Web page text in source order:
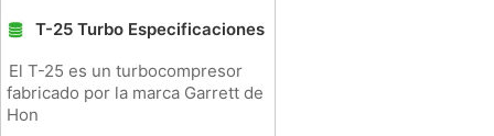
T-25 Turbo Especificaciones
El T-25 es un turbocompresor
fabricado por la marca Garrett de
Hon